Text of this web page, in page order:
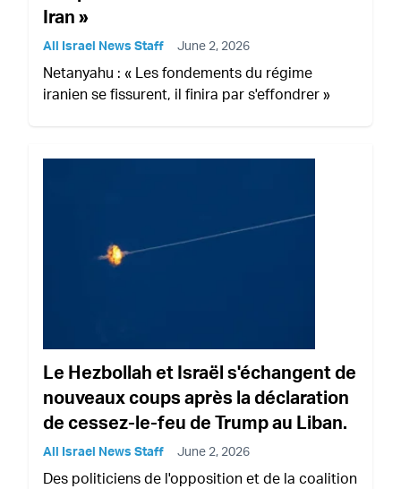
Iran »
All Israel News Staff June 2, 2026
Netanyahu : « Les fondements du régime
iranien se fissurent, il finira par s'effondrer »
Le Hezbollah et Israël s'échangent de
nouveaux coups après la déclaration
de cessez-le-feu de Trump au Liban.
All Israel News Staff June 2, 2026
Des politiciens de l'opposition et de la coalition